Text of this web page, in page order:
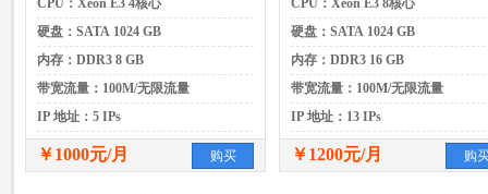
CPU：Xeon E3 4核心
硬盘：SATA 1024 GB
内存：DDR3 8 GB
带宽流量：100M/无限流量
IP 地址：5 IPs
￥1000元/月 购买
CPU：Xeon E3 8核心
硬盘：SATA 1024 GB
内存：DDR3 16 GB
带宽流量：100M/无限流量
IP 地址：13 IPs
￥1200元/月 购